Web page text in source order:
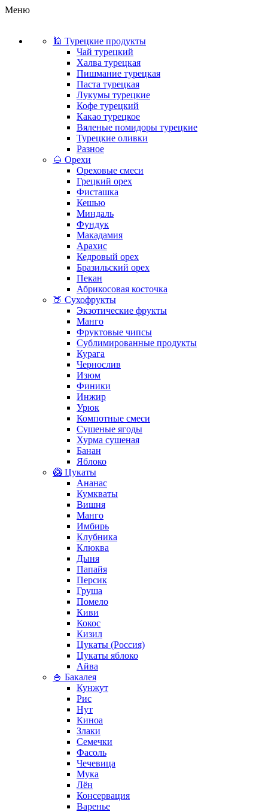
Меню
🕌 Турецкие продукты
Чай турецкий
Халва турецкая
Пишмание турецкая
Паста турецкая
Лукумы турецкие
Кофе турецкий
Какао турецкое
Вяленые помидоры турецкие
Турецкие оливки
Разное
🌰 Орехи
Ореховые смеси
Грецкий орех
Фисташка
Кешью
Миндаль
Фундук
Макадамия
Арахис
Кедровый орех
Бразильский орех
Пекан
Абрикосовая косточка
🍑 Сухофрукты
Экзотические фрукты
Манго
Фруктовые чипсы
Сублимированные продукты
Курага
Чернослив
Изюм
Финики
Инжир
Урюк
Компотные смеси
Сушеные ягоды
Хурма сушеная
Банан
Яблоко
🥝 Цукаты
Ананас
Кумкваты
Вишня
Манго
Имбирь
Клубника
Клюква
Дыня
Папайя
Персик
Груша
Помело
Киви
Кокос
Кизил
Цукаты (Россия)
Цукаты яблоко
Айва
🍚 Бакалея
Кунжут
Рис
Нут
Киноа
Злаки
Семечки
Фасоль
Чечевица
Мука
Лён
Консервация
Варенье